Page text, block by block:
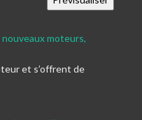
moteurs,
et s’offrent de